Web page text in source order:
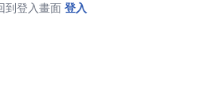
到登入畫面 登入